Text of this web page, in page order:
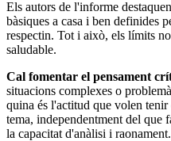
Els autors de l'informe
bàsiques a casa i ben definides
respectin. Tot i això, els límits
saludable.
Cal fomentar el pensament
situacions complexes o
quina és l'actitud que volen
tema, independentment del que
la capacitat d'anàlisi i raonament.